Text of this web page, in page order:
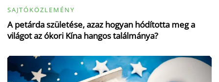
SAJTÓKÖZLEMÉNY
A petárda születése, azaz hogyan hódította meg a
világot az ókori Kína hangos találmánya?